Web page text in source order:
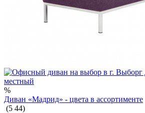
%
Диван «Мадрид» - цвета в ассортименте
(5 44)